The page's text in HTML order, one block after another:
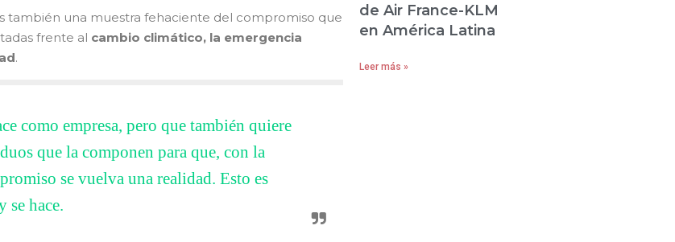
también una muestra fehaciente del compromiso que
frente al cambio climático, la emergencia
.
como empresa, pero que también quiere
que la componen para que, con la
se vuelva una realidad. Esto es
se hace.
de Air France-KLM
en América Latina
Leer más »